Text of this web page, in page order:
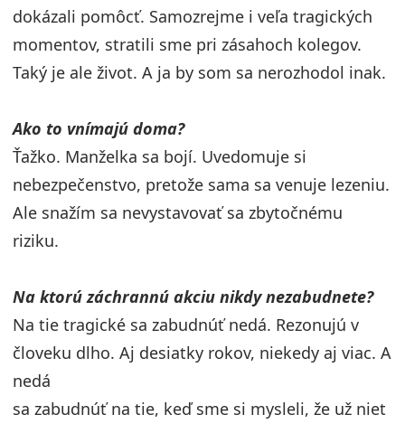
dokázali pomôcť. Samozrejme i veľa tragických
momentov, stratili sme pri zásahoch kolegov.
Taký je ale život. A ja by som sa nerozhodol inak.
Ako to vnímajú doma?
Ťažko. Manželka sa bojí. Uvedomuje si
nebezpečenstvo, pretože sama sa venuje lezeniu.
Ale snažím sa nevystavovať sa zbytočnému
riziku.
Na ktorú záchrannú akciu nikdy nezabudnete?
Na tie tragické sa zabudnúť nedá. Rezonujú v
človeku dlho. Aj desiatky rokov, niekedy aj viac. A
nedá
sa zabudnúť na tie, keď sme si mysleli, že už niet